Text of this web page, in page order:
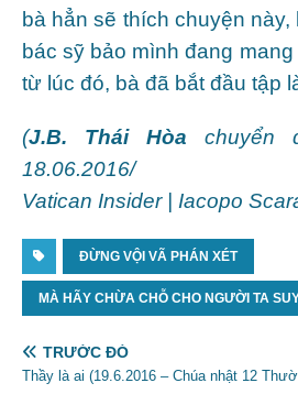
bà hẳn sẽ thích chuyện này,
bác sỹ bảo mình đang
từ lúc đó, bà đã bắt đầu tập
(J.B. Thái Hòa chuyển
18.06.2016/
Vatican Insider | Iacopo
ĐỪNG VỘI VÃ PHÁN XÉT
MÀ HÃY CHỪA CHỖ CHO NGƯỜI TA
TRƯỚC ĐÓ
Thầy là ai (19.6.2016 – Chúa nhật 12